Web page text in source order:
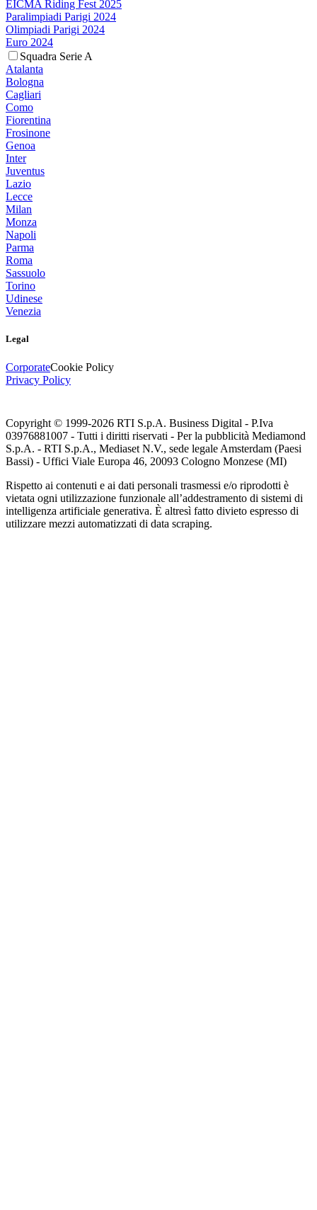
EICMA Riding Fest 2025
Paralimpiadi Parigi 2024
Olimpiadi Parigi 2024
Euro 2024
Squadra Serie A
Atalanta
Bologna
Cagliari
Como
Fiorentina
Frosinone
Genoa
Inter
Juventus
Lazio
Lecce
Milan
Monza
Napoli
Parma
Roma
Sassuolo
Torino
Udinese
Venezia
Legal
CorporateCookie Policy
Privacy Policy
Copyright © 1999-2026 RTI S.p.A. Business Digital - P.Iva
03976881007 - Tutti i diritti riservati - Per la pubblicità Mediamond
S.p.A. - RTI S.p.A., Mediaset N.V., sede legale Amsterdam (Paesi
Bassi) - Uffici Viale Europa 46, 20093 Cologno Monzese (MI)
Rispetto ai contenuti e ai dati personali trasmessi e/o riprodotti è
vietata ogni utilizzazione funzionale all’addestramento di sistemi di
intelligenza artificiale generativa. È altresì fatto divieto espresso di
utilizzare mezzi automatizzati di data scraping.